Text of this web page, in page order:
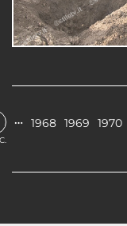
… 1968 1969 1970